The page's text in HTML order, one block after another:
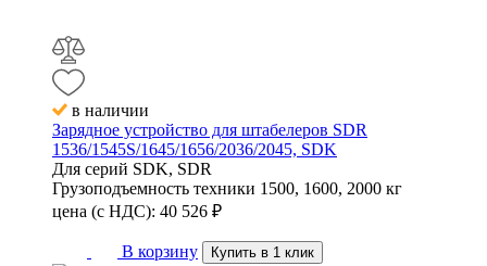
в наличии
Зарядное устройство для штабелеров SDR
1536/1545S/1645/1656/2036/2045, SDK
Для серий SDK, SDR
Грузоподъемность техники 1500, 1600, 2000 кг
цена (с НДС): 40 526 ₽
В корзину Купить в 1 клик